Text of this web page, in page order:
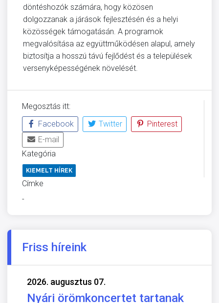
döntéshozók számára, hogy közösen
dolgozzanak a járások fejlesztésén és a helyi
közösségek támogatásán. A programok
megvalósítása az együttműködésen alapul, amely
biztosítja a hosszú távú fejlődést és a települések
versenyképességének növelését.
Megosztás itt:
Facebook
Twitter
Pinterest
E-mail
Kategória
KIEMELT HÍREK
Címke
-
Friss híreink
2026. augusztus 07.
Nyári örömkoncertet tartanak